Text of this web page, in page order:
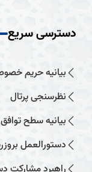
دسترسی سریع
بیانیه حریم
نظرسنجی پرتال
بیانیه سطح
دستورالعمل
راهبرد مشارکت